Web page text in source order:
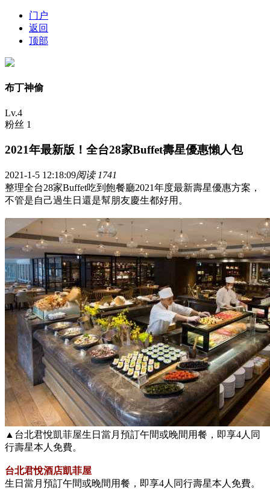
门户
返回
顶部
布丁神偷
Lv.4
粉丝 1
2021年最新版！全台28家Buffet壽星優惠懶人包
2021-1-5 12:18:09阅读 1741
整理全台28家Buffet吃到飽餐廳2021年度最新壽星優惠方案，
不管是自己過生日還是幫朋友慶生都好用。
▲台北君悅凱菲屋生日當月預訂午間或晚間用餐，即享4人同
行壽星本人免費。
台北君悅酒店凱菲屋
生日當月預訂午間或晚間用餐，即享4人同行壽星本人免費。